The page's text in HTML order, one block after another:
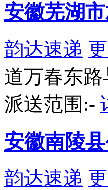
安徽芜湖
韵达速递
道万春东
派送范围:-
安徽南陵
韵达速递